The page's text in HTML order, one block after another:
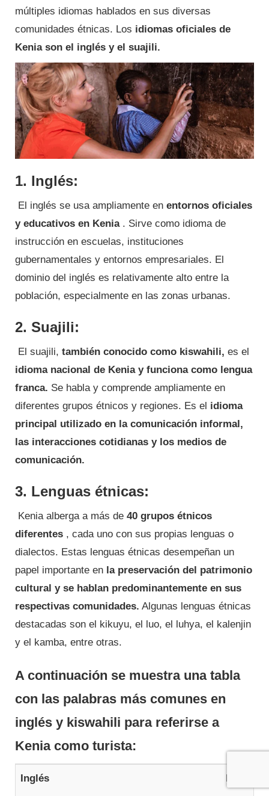
múltiples idiomas hablados en sus diversas
comunidades étnicas. Los idiomas oficiales de
Kenia son el inglés y el suajili.
1. Inglés:
El inglés se usa ampliamente en entornos oficiales
y educativos en Kenia. Sirve como idioma de
instrucción en escuelas, instituciones
gubernamentales y entornos empresariales. El
dominio del inglés es relativamente alto entre la
población, especialmente en las zonas urbanas.
2. Suajili:
El suajili, también conocido como kiswahili, es el
idioma nacional de Kenia y funciona como lengua
franca. Se habla y comprende ampliamente en
diferentes grupos étnicos y regiones. Es el idioma
principal utilizado en la comunicación informal,
las interacciones cotidianas y los medios de
comunicación.
3. Lenguas étnicas:
Kenia alberga a más de 40 grupos étnicos
diferentes , cada uno con sus propias lenguas o
dialectos. Estas lenguas étnicas desempeñan un
papel importante en la preservación del patrimonio
cultural y se hablan predominantemente en sus
respectivas comunidades. Algunas lenguas étnicas
destacadas son el kikuyu, el luo, el luhya, el kalenjin
y el kamba, entre otras.
A continuación se muestra una tabla
con las palabras más comunes en
inglés y kiswahili para referirse a
Kenia como turista:
Inglés Kiswahili